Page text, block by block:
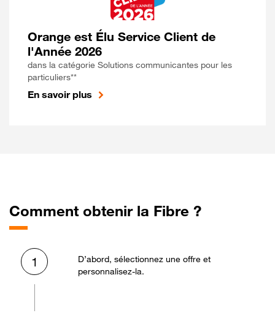
Orange est Élu Service Client de
l'Année 2026
dans la catégorie Solutions communicantes pour les
particuliers**
En savoir plus
Comment obtenir la Fibre ?
1
D’abord, sélectionnez une offre et
personnalisez-la.